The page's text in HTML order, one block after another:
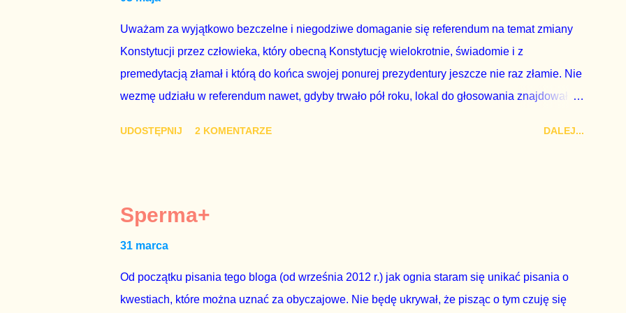
Uważam za wyjątkowo bezczelne i niegodziwe domaganie się referendum na temat zmiany
Konstytucji przez człowieka, który obecną Konstytucję wielokrotnie, świadomie i z
premedytacją złamał i którą do końca swojej ponurej prezydentury jeszcze nie raz złamie. Nie
wezmę udziału w referendum nawet, gdyby trwało pół roku, lokal do głosowania znajdował
tego referendum nie chce – ani partia rządząca, ani partie opozycyjne. Jeśli w siedzibie PiS
zapadnie decyzja, aby głosować zgodnie z wolą Dudy, obowiązkiem każdego przyzwoitego
człowieka i szanującego podstawowe reguły demokraty jest takie referendum zbojkotować. W
procedurze zmiany Konstytu...
UDOSTĘPNIJ 2 KOMENTARZE DALEJ...
Sperma+
31 marca
Od początku pisania tego bloga (od września 2012 r.) jak ognia staram się unikać pisania o
kwestiach, które można uznać za obyczajowe. Nie będę ukrywał, że pisząc o tym czuję się